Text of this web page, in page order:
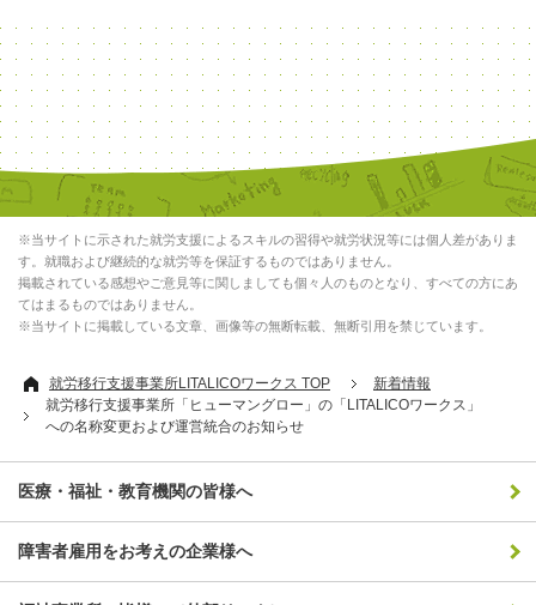
※当サイトに示された就労支援によるスキルの習得や就労状況等には個人差がありま
す。就職および継続的な就労等を保証するものではありません。
掲載されている感想やご意見等に関しましても個々人のものとなり、すべての方にあ
てはまるものではありません。
※当サイトに掲載している文章、画像等の無断転載、無断引用を禁じています。
就労移行支援事業所LITALICOワークス TOP
新着情報
就労移行支援事業所「ヒューマングロー」の「LITALICOワークス」
への名称変更および運営統合のお知らせ
医療・福祉・教育機関の皆様へ
障害者雇用をお考えの企業様へ